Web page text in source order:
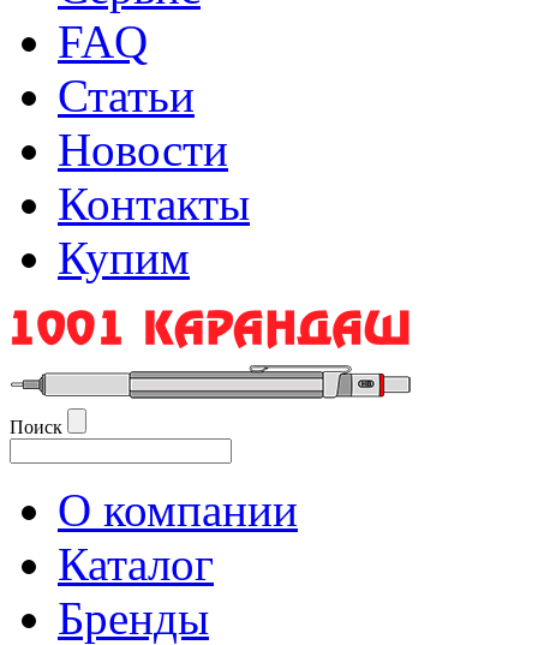
FAQ
Статьи
Новости
Контакты
Купим
Поиск
О компании
Каталог
Бренды